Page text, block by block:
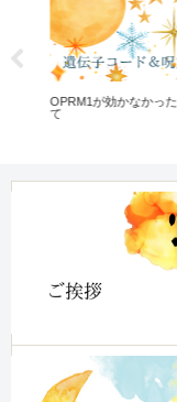
OPRM1が効かなかった
て